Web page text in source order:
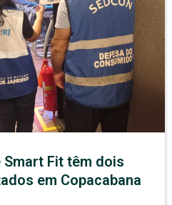
Fit têm dois
em Copacabana